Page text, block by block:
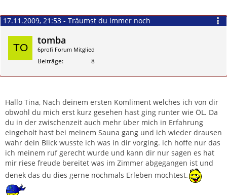
17.11.2009, 21:53 - Träumst du immer noch
tomba
6profi Forum Mitglied
Beiträge 8
Hallo Tina, Nach deinem ersten Komliment welches ich von dir
obwohl du mich erst kurz gesehen hast ging runter wie ÖL. Da
du in der zwischenzeit auch mehr über mich in Erfahrung
eingeholt hast bei meinem Sauna gang und ich wieder drausen
wahr dein Blick wusste ich was in dir vorging. ich hoffe nur das
ich meinem ruf gerecht wurde und kann dir nur sagen es hat
mir riese freude bereitet was im Zimmer abgegangen ist und
denek das du dies gerne nochmals Erleben möchtest.
Zitieren